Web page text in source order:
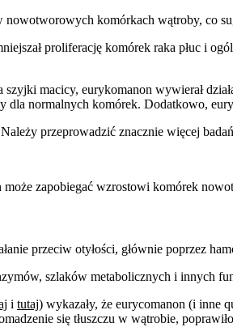
nowotworowych komórkach wątroby, co
proliferację komórek raka płuc i
macicy, eurykomanon wywierał
normalnych komórek. Dodatkowo,
przeprowadzić znacznie więcej
zapobiegać wzrostowi komórek
przeciw otyłości, głównie poprzez
szlaków metabolicznych i innych
i tutaj) wykazały, że eurycomanon (i inne
się tłuszczu w wątrobie,